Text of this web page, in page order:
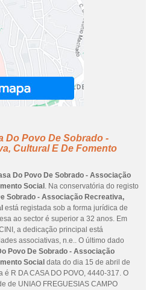
Do Povo De Sobrado -
Cultural E De Fomento
Do Povo De Sobrado - Associação
Social . Na conservatória do registo
Sobrado - Associação Recreativa,
está registada sob a forma jurídica de
ao sector é superior a 32 anos. Em
a dedicação principal está
associativas, n.e.. O último dado
Povo De Sobrado - Associação
Social data do dia 15 de abril de
R DA CASA DO POVO, 4440-317. O
de UNIAO FREGUESIAS CAMPO